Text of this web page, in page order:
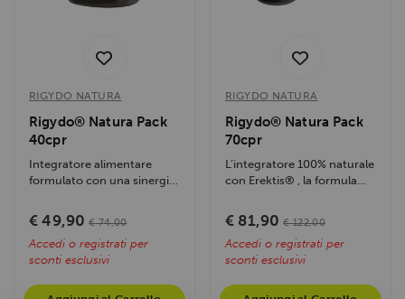
RIGYDO NATURA
Rigydo® Natura Pack
40cpr
Integratore alimentare
formulato con una sinergia
selezionati e...
€ 49,90 € 74,00
Accedi o registrati per
sconti esclusivi
RIGYDO NATURA
Rigydo® Natura Pack
70cpr
L’integratore 100% naturale
con Erektis® , la formula
€ 81,90 € 122,00
Accedi o registrati per
sconti esclusivi